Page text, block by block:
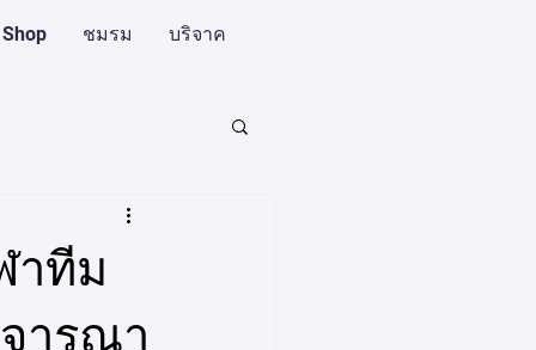
ชมรม บริจาค
าทีม
ารณา